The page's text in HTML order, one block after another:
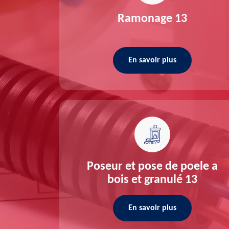
13
13
Ramonage 13
En savoir plus
Poseur et pose de poele a
bois et granulé 13
En savoir plus